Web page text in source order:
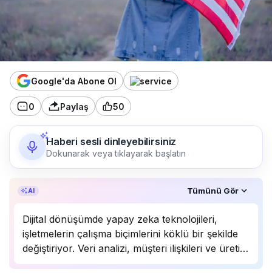
Google'da Abone Ol
0 Paylaş 50
Haberi sesli dinleyebilirsiniz
Dokunarak veya tıklayarak başlatın
AI Tümünü Gör
Dijital dönüşümde yapay zeka teknolojileri,
işletmelerin çalışma biçimlerini köklü bir şekilde
değiştiriyor. Veri analizi, müşteri ilişkileri ve üretim
süreçlerinde önemli bir rol oynayan yapay zeka,